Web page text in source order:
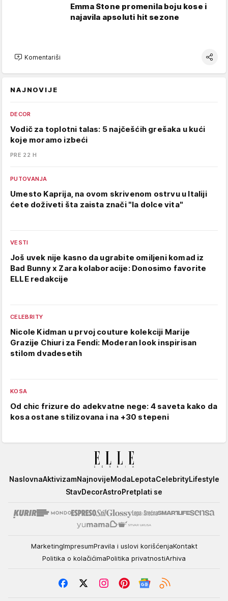
Emma Stone promenila boju kose i
najavila apsoluti hit sezone
Komentariši
NAJNOVIJE
DECOR
Vodič za toplotni talas: 5 najčešćih grešaka u kući
koje moramo izbeći
PRE 22 H
PUTOVANJA
Umesto Kaprija, na ovom skrivenom ostrvu u Italiji
ćete doživeti šta zaista znači "la dolce vita"
VESTI
Još uvek nije kasno da ugrabite omiljeni komad iz
Bad Bunny x Zara kolaboracije: Donosimo favorite
ELLE redakcije
CELEBRITY
Nicole Kidman u prvoj couture kolekciji Marije
Grazije Chiuri za Fendi: Moderan look inspirisan
stilom dvadesetih
KOSA
Od chic frizure do adekvatne nege: 4 saveta kako da
kosa ostane stilizovana i na +30 stepeni
Elle
NaslovnaAktivizamNajnovijeModaLepotaCelebrityLifestyle
StavDecorAstroPretplati se
MarketingImpresumPravila i uslovi korišćenjaKontakt
Politika o kolačićimaPolitika privatnostiArhiva